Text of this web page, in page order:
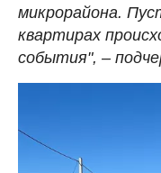
микрорайона.
квартирах
события", –